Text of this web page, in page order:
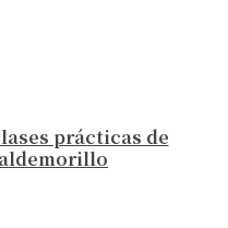
prácticas de